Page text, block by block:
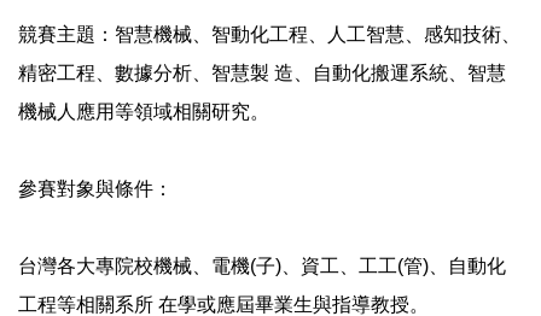
競賽主題：智慧機械、智動化工程、人工智慧、感知技術、
精密工程、數據分析、智慧製 造、自動化搬運系統、智慧
機械人應用等領域相關研究。
參賽對象與條件：
台灣各大專院校機械、電機(子)、資工、工工(管)、自動化
工程等相關系所 在學或應屆畢業生與指導教授。